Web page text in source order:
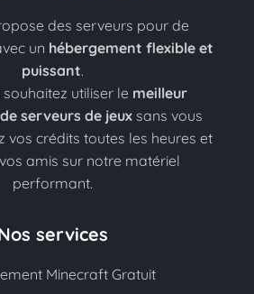
des serveurs pour de
un hébergement flexible et
puissant.
utiliser le meilleur
serveurs de jeuxsans vous
vos crédits toutes les heures et
amis sur notre matériel
performant.
services
Minecraft Gratuit